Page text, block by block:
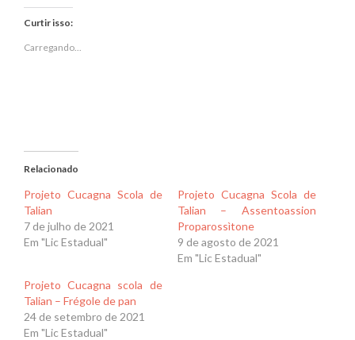
Twitter(abre
em
nova
Curtir isso:
Carregando...
Relacionado
Projeto Cucagna Scola de
Talian
7 de julho de 2021
Em "Lic Estadual"
Projeto Cucagna Scola de
Talian – Assentoassion
Proparossìtone
9 de agosto de 2021
Em "Lic Estadual"
Projeto Cucagna scola de
Talian – Frégole de pan
24 de setembro de 2021
Em "Lic Estadual"